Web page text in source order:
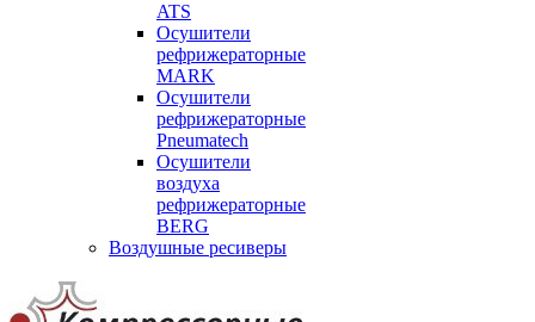
ATS
Осушители
рефрижераторные
MARK
Осушители
рефрижераторные
Pneumatech
Осушители
воздуха
рефрижераторные
BERG
Воздушные ресиверы